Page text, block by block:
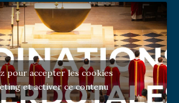
pour accepter les cookies
et activer ce contenu